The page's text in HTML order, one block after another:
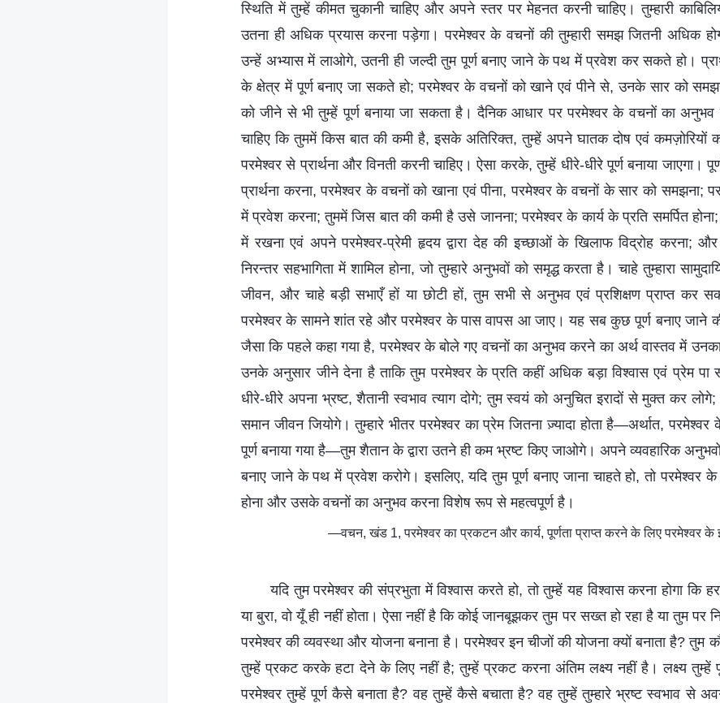
स्थिति में तुम्हें कीमत चुकानी चाहिए और अपने स्तर पर मेहनत करनी चाहिए। तुम्हारी
उतना ही अधिक प्रयास करना पड़ेगा। परमेश्वर के वचनों की तुम्हारी समझ जितनी अधिक
उन्हें अभ्यास में लाओगे, उतनी ही जल्दी तुम पूर्ण बनाए जाने के पथ में प्रवेश कर सकते हो।
के क्षेत्र में पूर्ण बनाए जा सकते हो; परमेश्वर के वचनों को खाने एवं पीने से, उनके सार को
को जीने से भी तुम्हें पूर्ण बनाया जा सकता है। दैनिक आधार पर परमेश्वर के वचनों का
चाहिए कि तुममें किस बात की कमी है, इसके अतिरिक्त, तुम्हें अपने घातक दोष एवं कमज़ोरियों
परमेश्वर से प्रार्थना और विनती करनी चाहिए। ऐसा करके, तुम्हें धीरे-धीरे पूर्ण बनाया जाएगा।
प्रार्थना करना, परमेश्वर के वचनों को खाना एवं पीना, परमेश्वर के वचनों के सार को
में प्रवेश करना; तुममें जिस बात की कमी है उसे जानना; परमेश्वर के कार्य के प्रति समर्पित
में रखना एवं अपने परमेश्वर-प्रेमी हृदय द्वारा देह की इच्छाओं के खिलाफ विद्रोह करना;
निरन्तर सहभागिता में शामिल होना, जो तुम्हारे अनुभवों को समृद्ध करता है। चाहे तुम्हारा
जीवन, और चाहे बड़ी सभाएँ हों या छोटी हों, तुम सभी से अनुभव एवं प्रशिक्षण प्राप्त कर
परमेश्वर के सामने शांत रहे और परमेश्वर के पास वापस आ जाए। यह सब कुछ पूर्ण बनाए जाने की
जैसा कि पहले कहा गया है, परमेश्वर के बोले गए वचनों का अनुभव करने का अर्थ वास्तव में
उनके अनुसार जीने देना है ताकि तुम परमेश्वर के प्रति कहीं अधिक बड़ा विश्वास एवं प्रेम
धीरे-धीरे अपना भ्रष्ट, शैतानी स्वभाव त्याग दोगे; तुम स्वयं को अनुचित इरादों से मुक्त कर
समान जीवन जियोगे। तुम्हारे भीतर परमेश्वर का प्रेम जितना ज़्यादा होता है—अर्थात, परमेश्वर
पूर्ण बनाया गया है—तुम शैतान के द्वारा उतने ही कम भ्रष्ट किए जाओगे। अपने व्यवहारिक अनुभवों
बनाए जाने के पथ में प्रवेश करोगे। इसलिए, यदि तुम पूर्ण बनाए जाना चाहते हो, तो परमेश्वर के
होना और उसके वचनों का अनुभव करना विशेष रूप से महत्वपूर्ण है।
—वचन, खंड 1, परमेश्वर का प्रकटन और कार्य, पूर्णता प्राप्त करने के लिए परमेश्वर के
यदि तुम परमेश्वर की संप्रभुता में विश्वास करते हो, तो तुम्हें यह विश्वास करना होगा कि
या बुरा, वो यूँ ही नहीं होता। ऐसा नहीं है कि कोई जानबूझकर तुम पर सख्त हो रहा है या तुम पर
परमेश्वर की व्यवस्था और योजना बनाना है। परमेश्वर इन चीजों की योजना क्यों बनाता है? तुम
तुम्हें प्रकट करके हटा देने के लिए नहीं है; तुम्हें प्रकट करना अंतिम लक्ष्य नहीं है। लक्ष्य तुम्हें
परमेश्वर तुम्हें पूर्ण कैसे बनाता है? वह तुम्हें कैसे बचाता है? वह तुम्हें तुम्हारे भ्रष्ट स्वभाव से